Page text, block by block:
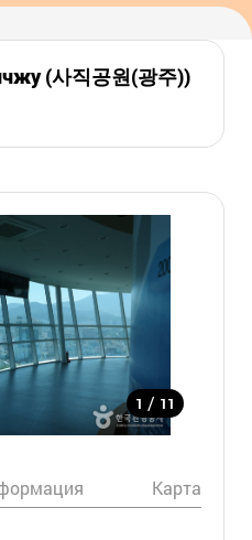
(사직공원(광주))
1 / 11
Карта